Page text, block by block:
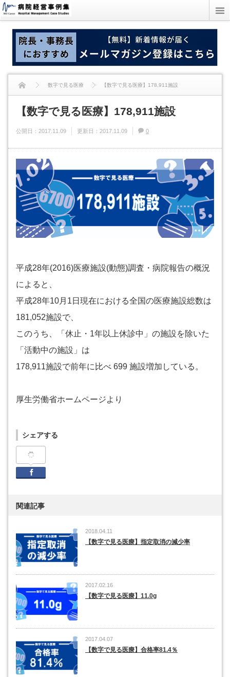
数字で見る医療 【数字で見る医療】178,911施設
【数字で見る医療】178,911施設
公開日： 2017.11.09 更新日： 2017.11.09 0
平成28年(2016)医療施設(動態)調査・病院報告の概況
によると、
平成28年10月1日現在における全国の医療施設総数は
181,052施設で、
このうち、「休止・1年以上休診中」の施設を除いた
「活動中の施設」は
178,911施設で前年に比べ 699 施設増加している。
厚生労働省ホームページより
シェアする
関連記事
2018.04.11
【数字で見る医療】指定取消の減少率
2017.02.16
【数字で見る医療】11.0g
2017.04.07
【数字で見る医療】合格率81.4％